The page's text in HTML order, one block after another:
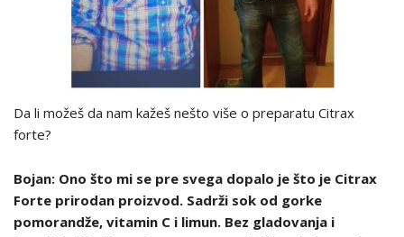
Da li možeš da nam kažeš nešto više o preparatu Citrax
forte?
Bojan: Ono što mi se pre svega dopalo je što je Citrax
Forte prirodan proizvod. Sadrži sok od gorke
pomorandže, vitamin C i limun. Bez gladovanja i